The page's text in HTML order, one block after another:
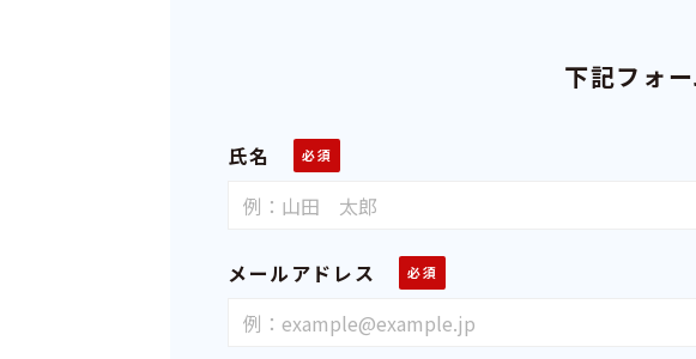
下記フォ
氏名
メールアドレス